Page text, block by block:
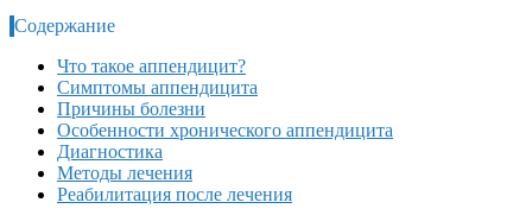
Содержание
Что такое аппендицит?
Симптомы аппендицита
Причины болезни
Особенности хронического аппендицита
Диагностика
Методы лечения
Реабилитация после лечения